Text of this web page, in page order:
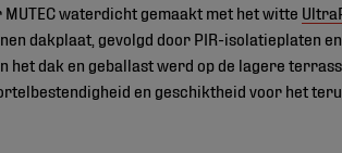
waterdicht gemaakt met het witte
dakplaat, gevolgd door PIR-isolatieplaten
dak en geballast werd op de lagere
en geschiktheid voor het